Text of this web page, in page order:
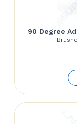
90 Degree